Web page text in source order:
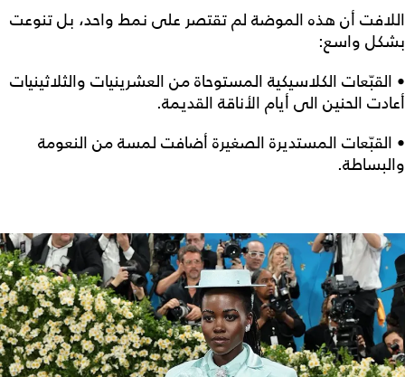
اللافت أن هذه الموضة لم تقتصر على نمط واحد، بل تنوعت
بشكل واسع:
• القبّعات الكلاسيكية المستوحاة من العشرينيات والثلاثينيات
أعادت الحنين الى أيام الأناقة القديمة.
• القبّعات المستديرة الصغيرة أضافت لمسة من النعومة
والبساطة.